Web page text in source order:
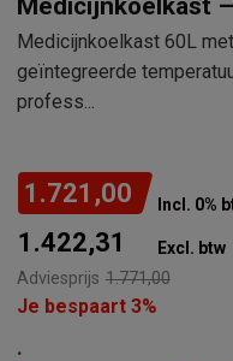
Medicijnkoelkast
Medicijnkoelkast 60L met
geïntegreerde
profess...
1.721,00 Incl. 0%
1.422,31 Excl. btw
Adviesprijs 1.771,00
Je bespaart 3%
.